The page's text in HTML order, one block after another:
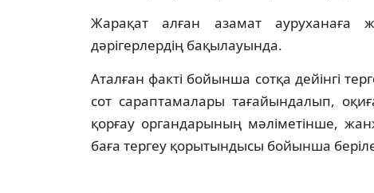
Жарақат алған азамат ауруханаға
дәрігерлердің бақылауында.
Аталған факті бойынша сотқа дейінгі
сот сараптамалары тағайындалып,
қорғау органдарының мәліметінше,
баға тергеу қорытындысы бойынша